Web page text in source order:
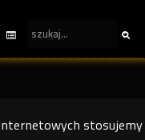
stosujemy